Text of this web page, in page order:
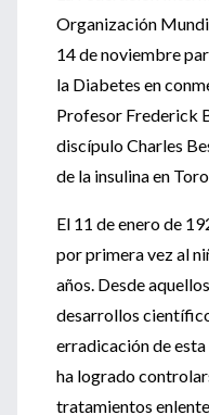
Organización
14 de noviembre
la Diabetes en
Profesor Frederick
discípulo Charles
de la insulina en
El 11 de enero de
por primera vez al
años. Desde
desarrollos
erradicación de esta
ha logrado
tratamientos